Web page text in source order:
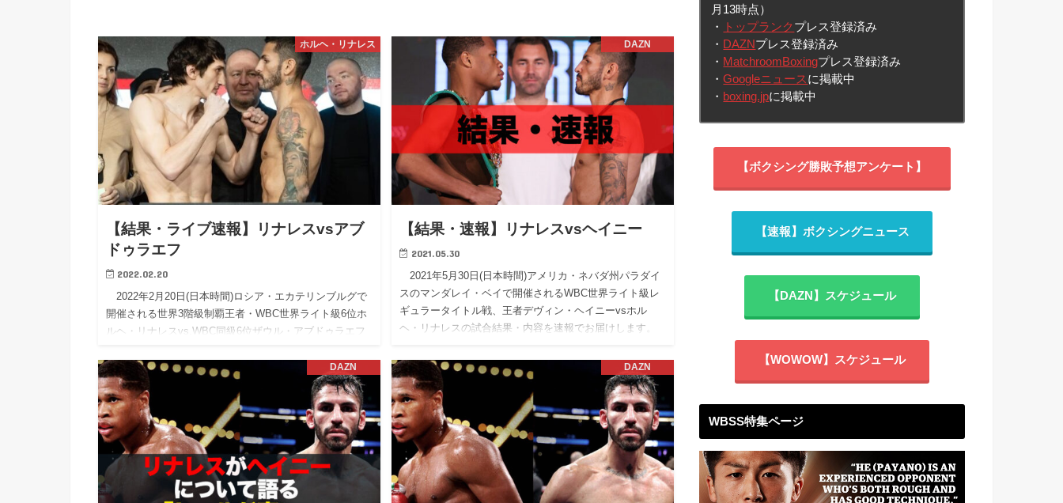
ホルヘ・リナレス
【結果・ライブ速報】リナレスvsアブ
ドゥラエフ
2022.02.20
2022年2月20日(日本時間)ロシア・エカテリンブルグで
開催される世界3階級制覇王者・WBC世界ライト級6位ホ
ルヘ・リナレスvs.WBC同級6位ザウル・アブドゥラエフ
し…
DAZN
【結果・速報】リナレスvsヘイニー
2021.05.30
2021年5月30日(日本時間)アメリカ・ネバダ州パラダイ
スのマンダレイ・ベイで開催されるWBC世界ライト級レ
ギュラータイトル戦、王者デヴィン・ヘイニーvsホル
ヘ・リナレスの試合結果・内容を速報でお届けします。
DAZN DAZN
月13時点）
・
トップランクプレス登録済み
・ DAZNプレス登録済み
・ MatchroomBoxingプレス登録済み
・Googleニュースに掲載中
・ boxing.jpに掲載中
【ボクシング勝敗予想アンケート】
【速報】ボクシングニュース
【DAZN】スケジュール
【WOWOW】スケジュール
WBSS特集ページ